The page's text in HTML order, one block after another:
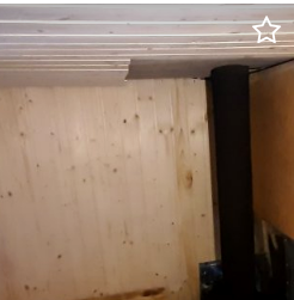
розсуд в межах чинного
Огляд — у будь-який зручний